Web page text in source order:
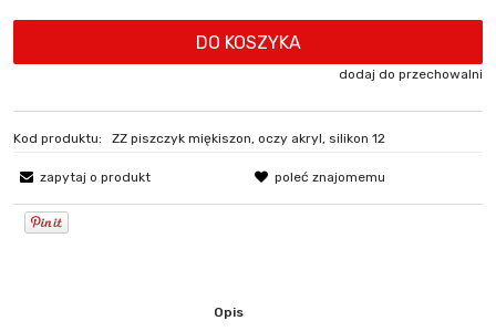
DO KOSZYKA
dodaj do przechowalni
Kod produktu: ZZ piszczyk miękiszon, oczy akryl, silikon 12
zapytaj o produkt poleć znajomemu
Opis